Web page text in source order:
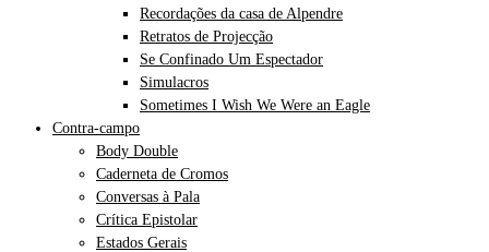
Recordações da casa de Alpendre
Retratos de Projecção
Se Confinado Um Espectador
Simulacros
Sometimes I Wish We Were an Eagle
Contra-campo
Body Double
Caderneta de Cromos
Conversas à Pala
Crítica Epistolar
Estados Gerais